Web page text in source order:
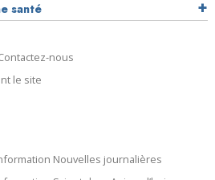
santé
nous
le site
Nouvelles journalières